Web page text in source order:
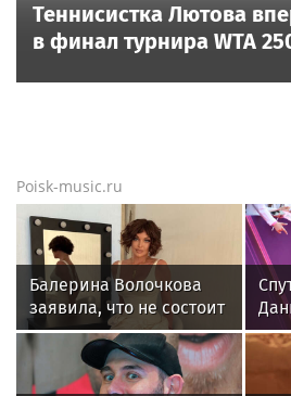
Теннисистка Лютова
в финал турнира WTA
Poisk-music.ru
Балерина Волочкова
заявила, что не состоит
в отношениях с
молодым журналистом